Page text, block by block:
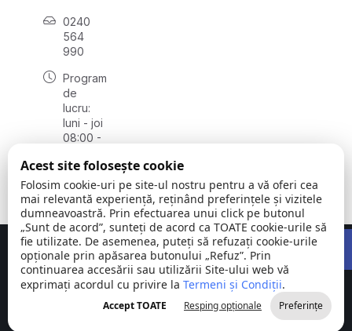
0240
564
990
Program
de
lucru:
luni - joi
08:00 -
vineri
08:00 -
14:00
Comuna
Stejaru |
județul Tulcea
©
2026
Toate
drepturile
rezervate
Concept realizat deBig Media Relații Publice SRL
Acest site folosește cookie
Folosim cookie-uri pe site-ul nostru pentru a vă oferi cea
mai relevantă experiență, reținând preferințele și vizitele
dumneavoastră. Prin efectuarea unui click pe butonul
„Sunt de acord”, sunteți de acord ca TOATE cookie-urile să
fie utilizate. De asemenea, puteți să refuzați cookie-urile
opționale prin apăsarea butonului „Refuz”. Prin
continuarea accesării sau utilizării Site-ului web vă
exprimați acordul cu privire la Termeni și Condiții.
Accept TOATE Resping opționale Preferințe